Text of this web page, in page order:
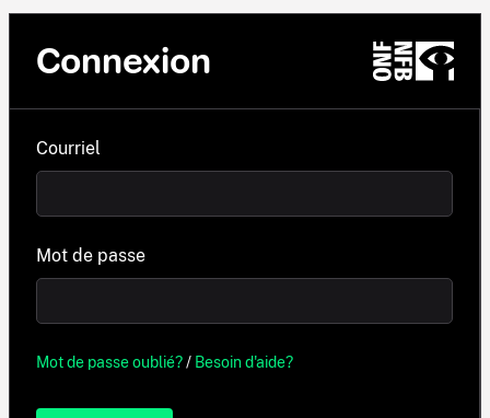
Connexion
Courriel
Mot de passe
Mot de passe oublié?/ Besoin d'aide?